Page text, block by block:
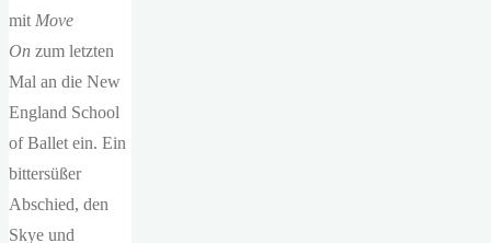
mit Move
On zum letzten
Mal an die New
England School
of Ballet ein. Ein
bittersüßer
Abschied, den
Skye und